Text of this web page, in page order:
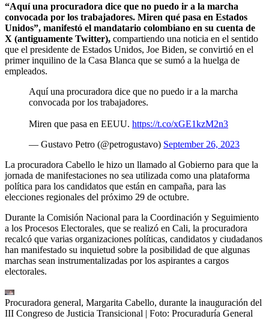
“Aquí una procuradora dice que no puedo ir a la marcha
convocada por los trabajadores. Miren qué pasa en Estados
Unidos”, manifestó el mandatario colombiano en su cuenta de
X (antiguamente Twitter), compartiendo una noticia en el sentido
que el presidente de Estados Unidos, Joe Biden, se convirtió en el
primer inquilino de la Casa Blanca que se sumó a la huelga de
empleados.
Aquí una procuradora dice que no puedo ir a la marcha
convocada por los trabajadores.
Miren que pasa en EEUU. https://t.co/xGE1kzM2n3
— Gustavo Petro (@petrogustavo) September 26, 2023
La procuradora Cabello le hizo un llamado al Gobierno para que la
jornada de manifestaciones no sea utilizada como una plataforma
política para los candidatos que están en campaña, para las
elecciones regionales del próximo 29 de octubre.
Durante la Comisión Nacional para la Coordinación y Seguimiento
a los Procesos Electorales, que se realizó en Cali, la procuradora
recalcó que varias organizaciones políticas, candidatos y ciudadanos
han manifestado su inquietud sobre la posibilidad de que algunas
marchas sean instrumentalizadas por los aspirantes a cargos
electorales.
Procuradora general, Margarita Cabello, durante la inauguración del
III Congreso de Justicia Transicional | Foto: Procuraduría General